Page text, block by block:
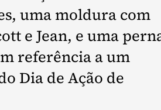
uma moldura com
e Jean, e uma
referência a um
Dia de Ação de